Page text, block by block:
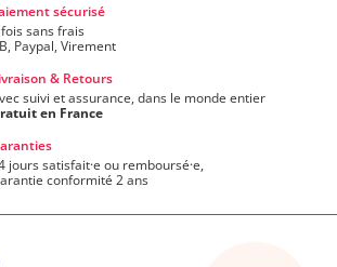
sécurisé
sans frais
Paypal, Virement
& Retours
suivi et assurance, dans le monde entier
en France
jours satisfait·e ou remboursé·e,
conformité 2 ans